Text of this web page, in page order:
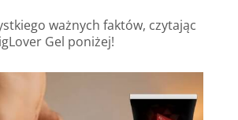
ważnych faktów, czytając
Gel poniżej!